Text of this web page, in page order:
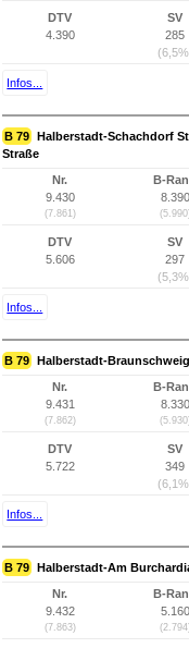
DTV
4.390
SV
285
Infos...
B 79 Halberstadt-Schachdorf
Straße
Nr.
9.430
(7.861)
B-
8.390
DTV
5.606
SV
297
Infos...
B 79 Halberstadt-
Nr.
9.431
(7.862)
B-
8.330
DTV
5.722
SV
349
Infos...
B 79 Halberstadt-Am
Nr.
9.432
(7.863)
B-
5.160